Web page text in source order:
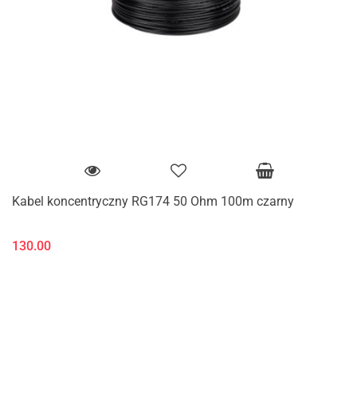
Kabel koncentryczny RG174 50 Ohm 100m czarny
130.00